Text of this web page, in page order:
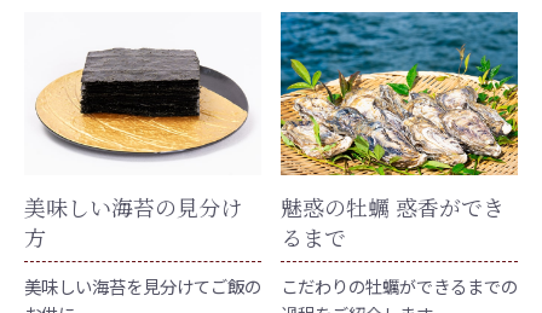
美味しい海苔の見分け
方
美味しい海苔を見分けてご飯の
魅惑の牡蠣 惑香ができ
るまで
こだわりの牡蠣ができるまでの